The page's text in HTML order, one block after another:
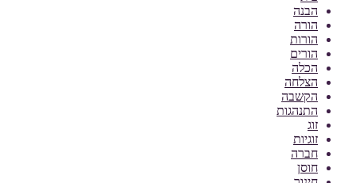
הבנה
הורה
הורות
הורים
הכלה
הצלחה
הקשבה
התנהגות
זוג
זוגיות
חברה
חוסן